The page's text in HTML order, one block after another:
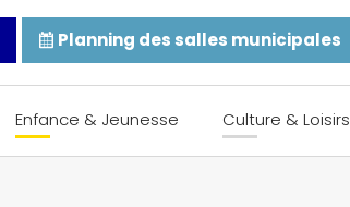
Planning des salles municipales
Enfance & Jeunesse Culture & Loisirs